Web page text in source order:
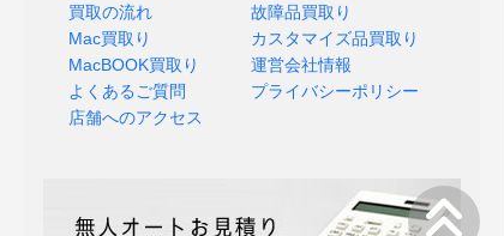
買取の流れ
Mac買取り
MacBOOK買取り
よくあるご質問
店舗へのアクセス
故障品買取り
カスタマイズ品買取り
運営会社情報
プライバシーポリシー